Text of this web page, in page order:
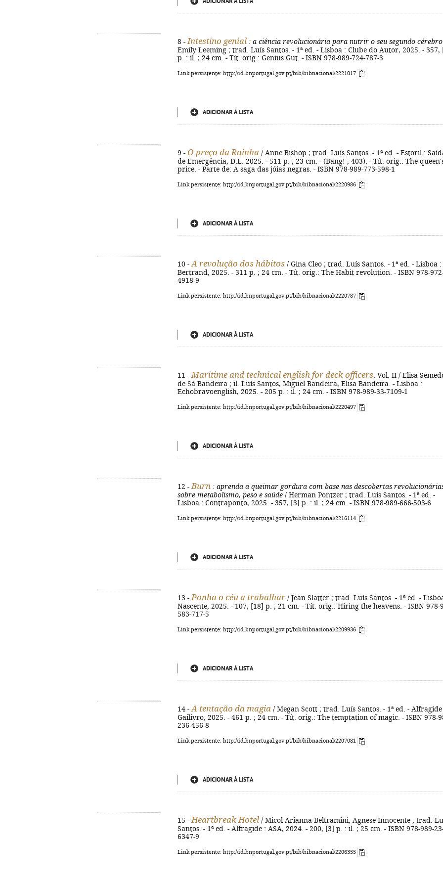
8 - Intestino genial : a ciência revolucionária para nutrir o seu segundo cérebro
Emily Leeming ; trad. Luís Santos. - 1ª ed. - Lisboa : Clube do Autor, 2025. - 357,
p. : il. ; 24 cm. - Tít. orig.: Genius Gut. - ISBN 978-989-724-787-3
Link persistente: http://id.bnportugal.gov.pt/bib/bibnacional/2221017
ADICIONAR À LISTA
9 - O preço da Rainha / Anne Bishop ; trad. Luís Santos. - 1ª ed. - Estoril :
de Emergência, D.L. 2025. - 511 p. ; 23 cm. - (Bang! ; 403). - Tít. orig.: The
price. - Parte de: A saga das jóias negras. - ISBN 978-989-773-598-1
Link persistente: http://id.bnportugal.gov.pt/bib/bibnacional/2220986
ADICIONAR À LISTA
10 - A revolução dos hábitos / Gina Cleo ; trad. Luís Santos. - 1ª ed. - Lisboa :
Bertrand, 2025. - 311 p. ; 24 cm. - Tít. orig.: The Habit revolution. - ISBN 978-
4918-9
Link persistente: http://id.bnportugal.gov.pt/bib/bibnacional/2220787
ADICIONAR À LISTA
11 - Maritime and technical english for deck officers . Vol. II / Elisa
de Sá Bandeira ; il. Luís Santos, Miguel Bandeira, Elisa Bandeira. - Lisboa :
Echobravoenglish, 2025. - 205 p. : il. ; 24 cm. - ISBN 978-989-33-7109-1
Link persistente: http://id.bnportugal.gov.pt/bib/bibnacional/2220497
ADICIONAR À LISTA
12 - Burn : aprenda a queimar gordura com base nas descobertas
sobre metabolismo, peso e saúde / Herman Pontzer ; trad. Luís Santos. - 1ª ed. -
Lisboa : Contraponto, 2025. - 357, [3] p. : il. ; 24 cm. - ISBN 978-989-666-503-6
Link persistente: http://id.bnportugal.gov.pt/bib/bibnacional/2216114
ADICIONAR À LISTA
13 - Ponha o céu a trabalhar / Jean Slatter ; trad. Luís Santos. - 1ª ed. -
Nascente, 2025. - 107, [18] p. ; 21 cm. - Tít. orig.: Hiring the heavens. - ISBN 978-
583-717-5
Link persistente: http://id.bnportugal.gov.pt/bib/bibnacional/2209936
ADICIONAR À LISTA
14 - A tentação da magia / Megan Scott ; trad. Luís Santos. - 1ª ed. - Alfragide
Gailivro, 2025. - 461 p. ; 24 cm. - Tít. orig.: The temptation of magic. - ISBN 978-
236-456-8
Link persistente: http://id.bnportugal.gov.pt/bib/bibnacional/2207081
ADICIONAR À LISTA
15 - Heartbreak Hotel / Micol Arianna Beltramini, Agnese Innocente ; trad.
Santos. - 1ª ed. - Alfragide : ASA, 2024. - 200, [3] p. : il. ; 25 cm. - ISBN 978-989-
6347-9
Link persistente: http://id.bnportugal.gov.pt/bib/bibnacional/2206355